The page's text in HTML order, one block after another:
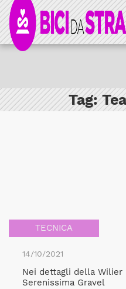
Tag:
TECNICA
14/10/2021
Nei dettagli della Wilier
Serenissima Gravel